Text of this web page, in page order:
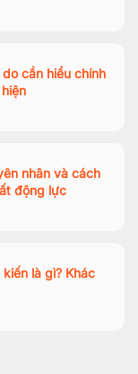
cần hiểu chính
nhân và cách
động lực
là gì? Khác